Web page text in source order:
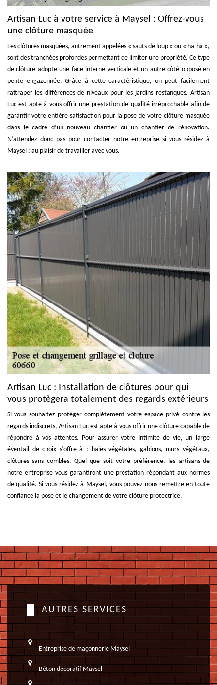
Artisan Luc à votre service à Maysel : Offrez-vous
une clôture masquée
Les clôtures masquées, autrement appelées « sauts de loup » ou « ha-ha »,
sont des tranchées profondes permettant de limiter une propriété. Ce type
de clôture adopte une face interne verticale et un autre côté opposé en
pente engazonnée. Grâce à cette caractéristique, on peut facilement
rattraper les différences de niveaux pour les jardins restanques. Artisan
Luc est apte à vous offrir une prestation de qualité irréprochable afin de
garantir votre entière satisfaction pour la pose de votre clôture masquée
dans le cadre d’un nouveau chantier ou un chantier de rénovation.
N’attendez donc pas pour contacter notre entreprise si vous résidez à
Maysel ; au plaisir de travailler avec vous.
Artisan Luc : Installation de clôtures pour qui
vous protègera totalement des regards extérieurs
Si vous souhaitez protéger complétement votre espace privé contre les
regards indiscrets, Artisan Luc est apte à vous offrir une clôture capable de
répondre à vos attentes. Pour assurer votre intimité de vie, un large
éventail de choix s’offre à : haies végétales, gabions, murs végétaux,
clôtures sans combles. Quel que soit votre préférence, les artisans de
notre entreprise vous garantiront une prestation répondant aux normes
de qualité. Si vous résidez à Maysel, vous pouvez nous remettre en toute
confiance la pose et le changement de votre clôture protectrice.
AUTRES SERVICES
Entreprise de maçonnerie Maysel
Béton décoratif Maysel